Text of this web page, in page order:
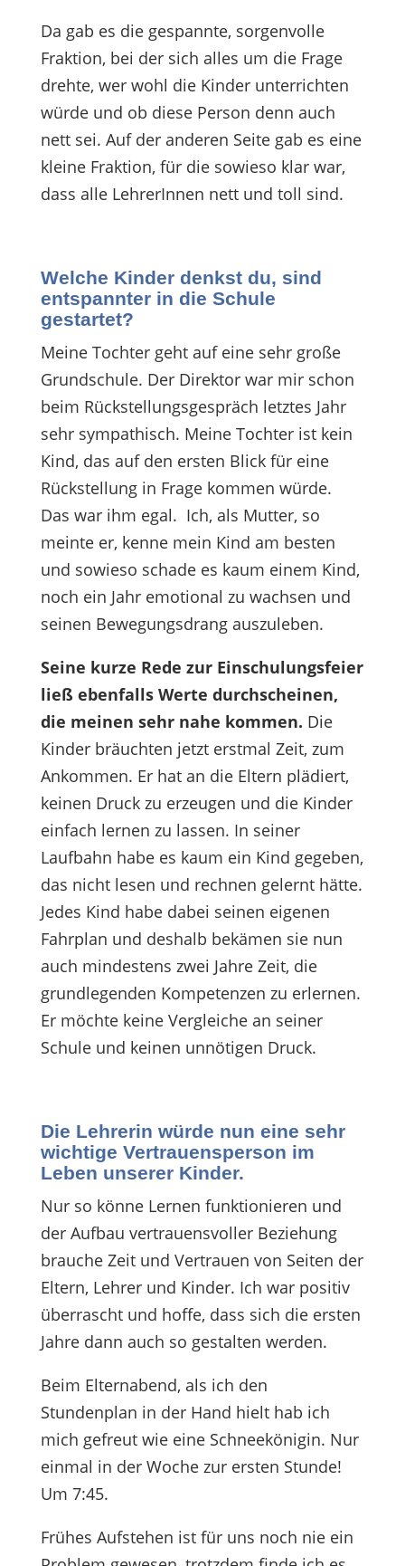
Da gab es die gespannte, sorgenvolle
Fraktion, bei der sich alles um die Frage
drehte, wer wohl die Kinder unterrichten
würde und ob diese Person denn auch
nett sei. Auf der anderen Seite gab es eine
kleine Fraktion, für die sowieso klar war,
dass alle LehrerInnen nett und toll sind.
Welche Kinder denkst du, sind
entspannter in die Schule
gestartet?
Meine Tochter geht auf eine sehr große
Grundschule. Der Direktor war mir schon
beim Rückstellungsgespräch letztes Jahr
sehr sympathisch. Meine Tochter ist kein
Kind, das auf den ersten Blick für eine
Rückstellung in Frage kommen würde.
Das war ihm egal. Ich, als Mutter, so
meinte er, kenne mein Kind am besten
und sowieso schade es kaum einem Kind,
noch ein Jahr emotional zu wachsen und
seinen Bewegungsdrang auszuleben.
Seine kurze Rede zur Einschulungsfeier
ließ ebenfalls Werte durchscheinen,
die meinen sehr nahe kommen. Die
Kinder bräuchten jetzt erstmal Zeit, zum
Ankommen. Er hat an die Eltern plädiert,
keinen Druck zu erzeugen und die Kinder
einfach lernen zu lassen. In seiner
Laufbahn habe es kaum ein Kind gegeben,
das nicht lesen und rechnen gelernt hätte.
Jedes Kind habe dabei seinen eigenen
Fahrplan und deshalb bekämen sie nun
auch mindestens zwei Jahre Zeit, die
grundlegenden Kompetenzen zu erlernen.
Er möchte keine Vergleiche an seiner
Schule und keinen unnötigen Druck.
Die Lehrerin würde nun eine sehr
wichtige Vertrauensperson im
Leben unserer Kinder.
Nur so könne Lernen funktionieren und
der Aufbau vertrauensvoller Beziehung
brauche Zeit und Vertrauen von Seiten der
Eltern, Lehrer und Kinder. Ich war positiv
überrascht und hoffe, dass sich die ersten
Jahre dann auch so gestalten werden.
Beim Elternabend, als ich den
Stundenplan in der Hand hielt hab ich
mich gefreut wie eine Schneekönigin. Nur
einmal in der Woche zur ersten Stunde!
Um 7:45.
Frühes Aufstehen ist für uns noch nie ein